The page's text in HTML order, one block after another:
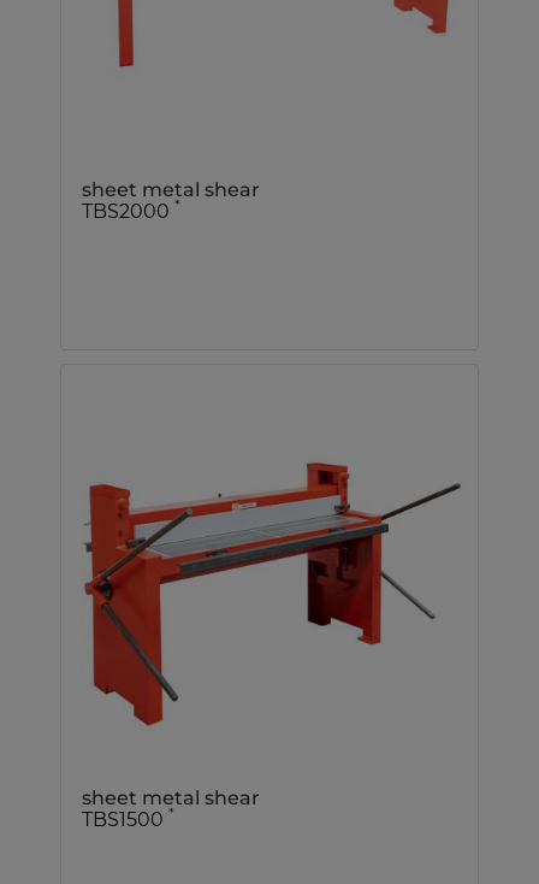
sheet metal shear
TBS2000 *
sheet metal shear
TBS1500 *